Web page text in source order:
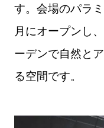
す。会場のパラ
月にオープンし
ーデンで自然と
る空間です。